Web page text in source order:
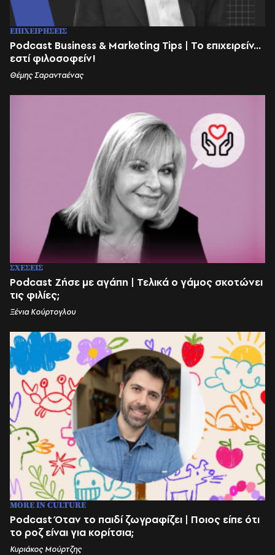
ΕΠΙΧΕΙΡΗΣΕΙΣ
Podcast Business & Marketing Tips | Το επιχειρείν...
εστί φιλοσοφείν!
Θέμης Σαρανταένας
ΣΧΕΣΕΙΣ
Podcast Ζήσε με αγάπη | Τελικά ο γάμος σκοτώνει
τις φιλίες;
Ξένια Κούρτογλου
MORE IN CULTURE
Podcast Όταν το παιδί ζωγραφίζει | Ποιος είπε ότι
το ροζ είναι για κορίτσια;
Κυριάκος Μούρτζης